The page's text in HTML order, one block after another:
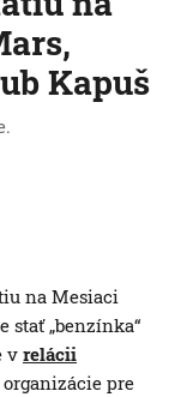
Kapuš
na Mesiaci
stať „benzínka“
v relácii
pre